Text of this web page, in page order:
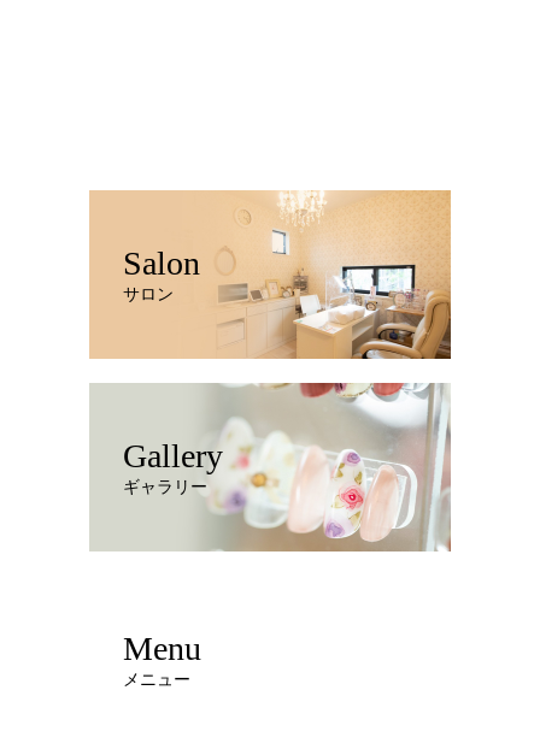
Salon
サロン
Gallery
ギャラリー
Menu
メニュー